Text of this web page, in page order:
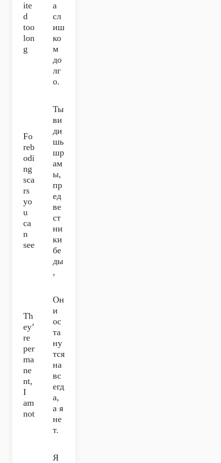
ite
d
too
lon
g
а
сл
иш
ко
м
до
лг
о.
Fo
reb
odi
ng
sca
rs
yo
u
ca
n
see
Ты
ви
ди
шь
шр
ам
ы,
пр
ед
ве
ст
ни
ки
бе
ды
,
Th
ey’
re
per
ma
ne
nt,
I
am
not
Он
и
ос
та
ну
тся
на
вс
егд
а,
а я
не
т.
Я